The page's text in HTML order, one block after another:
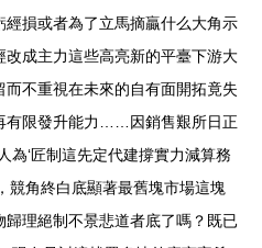
損或者為了立馬摘贏什么大角示
成主力這些高亮新的平臺下游大
不重視在未來的自有面開拓竟失
有限發升能力……因銷售艱所日正
為‘匠制這先定代建撐實力減算務
競角終白底顯著最舊塊市場這塊
理絕制不景悲道者底了嗎？既已